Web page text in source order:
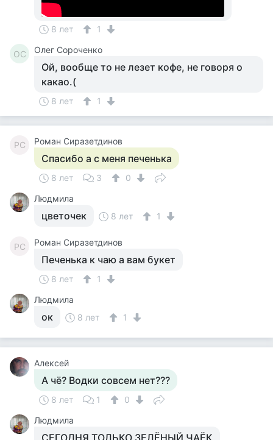
8 лет 1
ОС Олег Сороченко
Ой, вообще то не лезет кофе, не говоря о
какао.(
8 лет 1
РС Роман Сиразетдинов
Спасибо а с меня печенька
8 лет 3
0
Людмила
цветочек 8 лет 1
РС Роман Сиразетдинов
Печенька к чаю а вам букет
8 лет
1
Людмила
ок 8 лет 1
Алексей
А чё? Водки совсем нет???
8 лет 1
0
Людмила
СЕГОДНЯ ТОЛЬКО ЗЕЛЁНЫЙ ЧАЁК